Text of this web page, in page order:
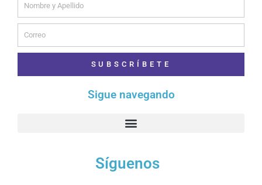
SUBSCRÍBETE
Sigue navegando
Síguenos